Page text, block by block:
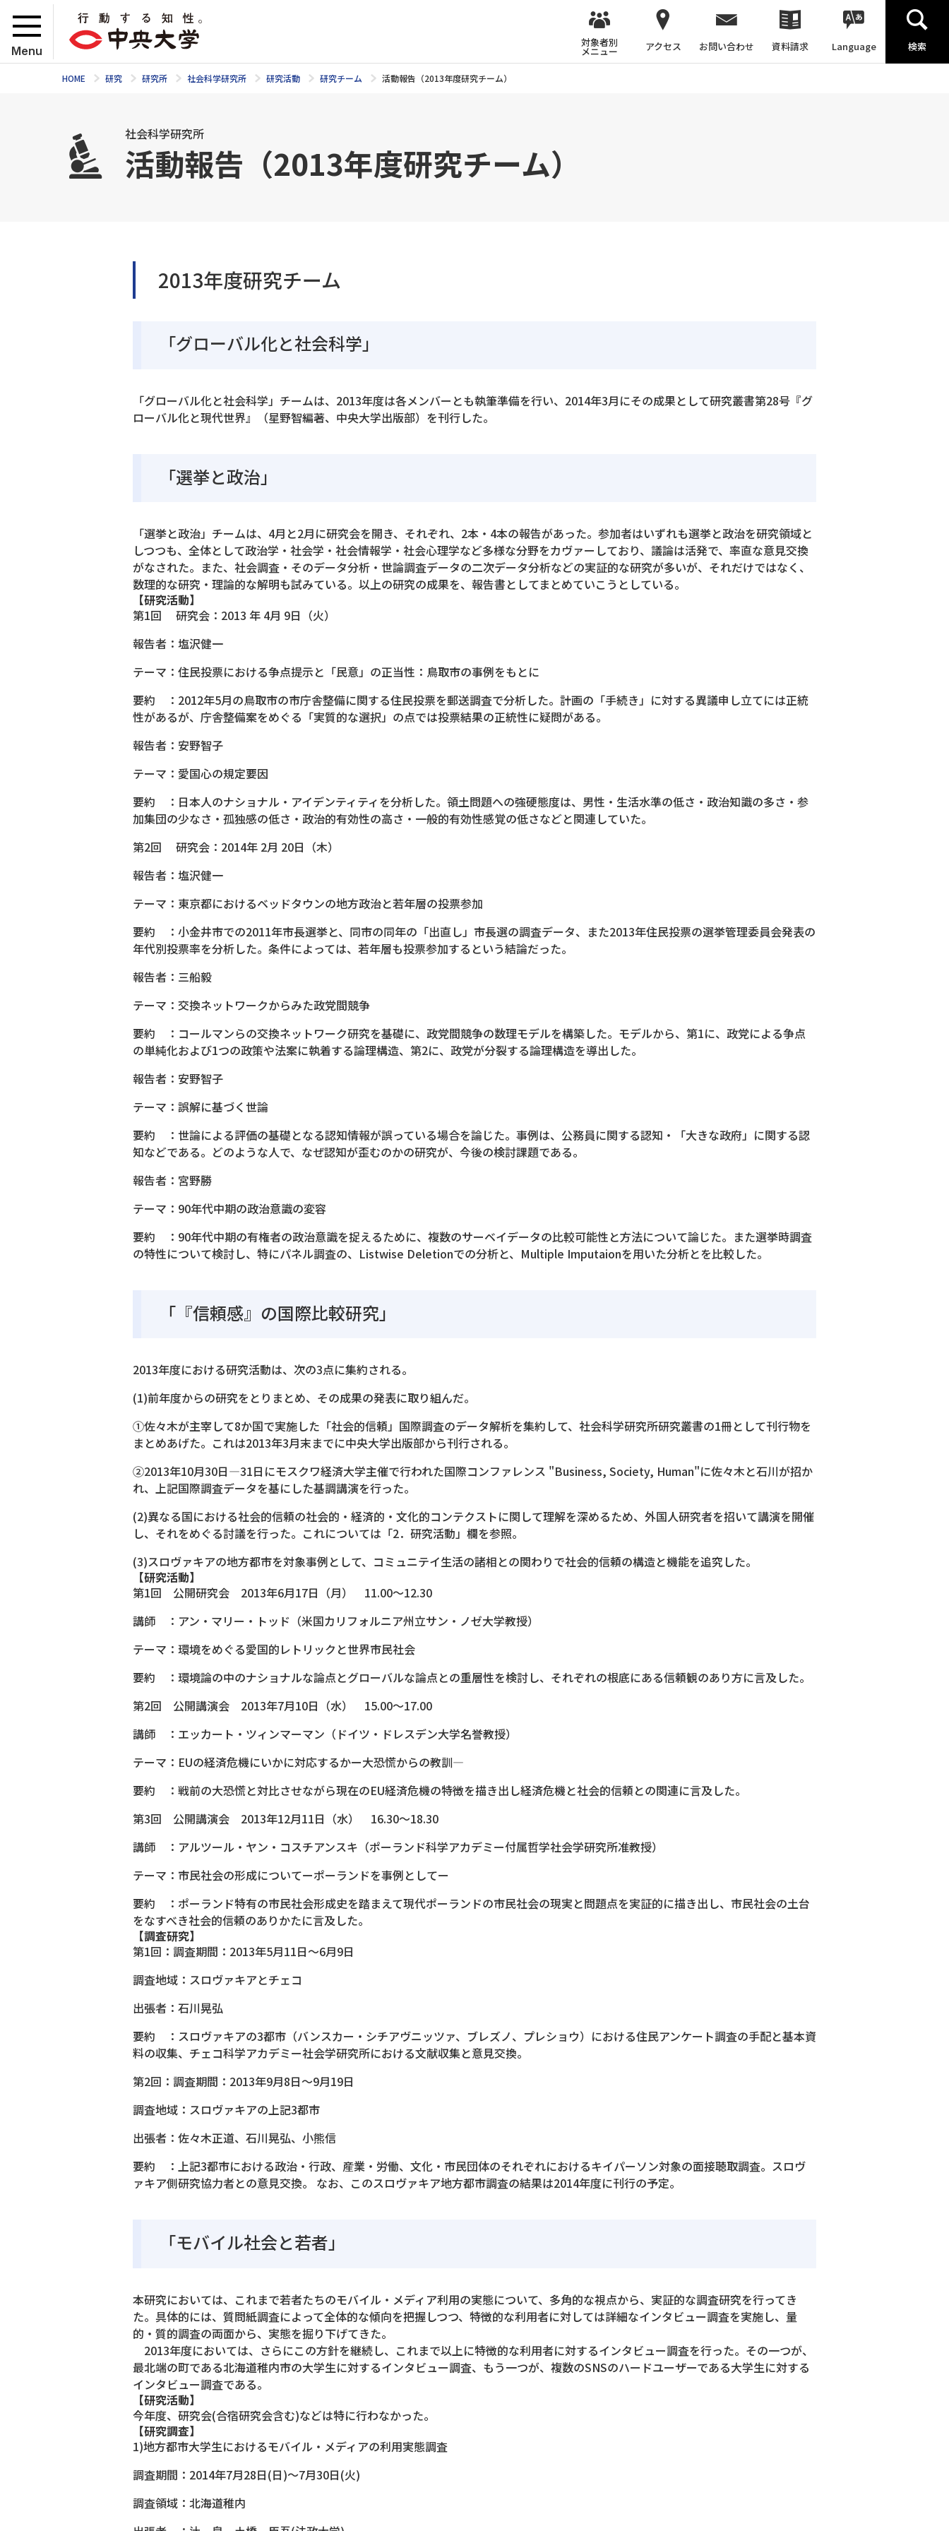
Menu
対象者別
メニュー アクセス お問い合わせ 資料請求 Language 検索
HOME 研究 研究所 社会科学研究所 研究活動 研究チーム 活動報告（2013年度研究チーム）
社会科学研究所
活動報告（2013年度研究チーム）
2013年度研究チーム
「グローバル化と社会科学」
「グローバル化と社会科学」チームは、2013年度は各メンバーとも執筆準備を行い、2014年3月にその成果として研究叢書第28号『グ
ローバル化と現代世界』（星野智編著、中央大学出版部）を刊行した。
「選挙と政治」
「選挙と政治」チームは、4月と2月に研究会を開き、それぞれ、2本・4本の報告があった。参加者はいずれも選挙と政治を研究領域と
しつつも、全体として政治学・社会学・社会情報学・社会心理学など多様な分野をカヴァーしており、議論は活発で、率直な意見交換
がなされた。また、社会調査・そのデータ分析・世論調査データの二次データ分析などの実証的な研究が多いが、それだけではなく、
数理的な研究・理論的な解明も試みている。以上の研究の成果を、報告書としてまとめていこうとしている。
【研究活動】
第1回 研究会：2013 年 4月 9日（火）
報告者：塩沢健一
テーマ：住民投票における争点提示と「民意」の正当性：鳥取市の事例をもとに
要約 ：2012年5月の鳥取市の市庁舎整備に関する住民投票を郵送調査で分析した。計画の「手続き」に対する異議申し立てには正統
性があるが、庁舎整備案をめぐる「実質的な選択」の点では投票結果の正統性に疑問がある。
報告者：安野智子
テーマ：愛国心の規定要因
要約 ：日本人のナショナル・アイデンティティを分析した。領土問題への強硬態度は、男性・生活水準の低さ・政治知識の多さ・参
加集団の少なさ・孤独感の低さ・政治的有効性の高さ・一般的有効性感覚の低さなどと関連していた。
第2回 研究会：2014年 2月 20日（木）
報告者：塩沢健一
テーマ：東京都におけるベッドタウンの地方政治と若年層の投票参加
要約 ：小金井市での2011年市長選挙と、同市の同年の「出直し」市長選の調査データ、また2013年住民投票の選挙管理委員会発表の
年代別投票率を分析した。条件によっては、若年層も投票参加するという結論だった。
報告者：三船毅
テーマ：交換ネットワークからみた政党間競争
要約 ：コールマンらの交換ネットワーク研究を基礎に、政党間競争の数理モデルを構築した。モデルから、第1に、政党による争点
の単純化および1つの政策や法案に執着する論理構造、第2に、政党が分裂する論理構造を導出した。
報告者：安野智子
テーマ：誤解に基づく世論
要約 ：世論による評価の基礎となる認知情報が誤っている場合を論じた。事例は、公務員に関する認知・「大きな政府」に関する認
知などである。どのような人で、なぜ認知が歪むのかの研究が、今後の検討課題である。
報告者：宮野勝
テーマ：90年代中期の政治意識の変容
要約 ：90年代中期の有権者の政治意識を捉えるために、複数のサーベイデータの比較可能性と方法について論じた。また選挙時調査
の特性について検討し、特にパネル調査の、Listwise Deletionでの分析と、Multiple Imputaionを用いた分析とを比較した。
「『信頼感』の国際比較研究」
2013年度における研究活動は、次の3点に集約される。
(1)前年度からの研究をとりまとめ、その成果の発表に取り組んだ。
①佐々木が主宰して8か国で実施した「社会的信頼」国際調査のデータ解析を集約して、社会科学研究所研究叢書の1冊として刊行物を
まとめあげた。これは2013年3月末までに中央大学出版部から刊行される。
②2013年10月30日―31日にモスクワ経済大学主催で行われた国際コンファレンス "Business, Society, Human"に佐々木と石川が招か
れ、上記国際調査データを基にした基調講演を行った。
(2)異なる国における社会的信頼の社会的・経済的・文化的コンテクストに関して理解を深めるため、外国人研究者を招いて講演を開催
し、それをめぐる討議を行った。これについては「2．研究活動」欄を参照。
(3)スロヴァキアの地方都市を対象事例として、コミュニテイ生活の諸相との関わりで社会的信頼の構造と機能を追究した。
【研究活動】
第1回 公開研究会 2013年6月17日（月） 11.00～12.30
講師 ：アン・マリー・トッド（米国カリフォルニア州立サン・ノゼ大学教授）
テーマ：環境をめぐる愛国的レトリックと世界市民社会
要約 ：環境論の中のナショナルな論点とグローバルな論点との重層性を検討し、それぞれの根底にある信頼観のあり方に言及した。
第2回 公開講演会 2013年7月10日（水） 15.00～17.00
講師 ：エッカート・ツィンマーマン（ドイツ・ドレスデン大学名誉教授）
テーマ：EUの経済危機にいかに対応するかー大恐慌からの教訓―
要約 ：戦前の大恐慌と対比させながら現在のEU経済危機の特徴を描き出し経済危機と社会的信頼との関連に言及した。
第3回 公開講演会 2013年12月11日（水） 16.30～18.30
講師 ：アルツール・ヤン・コスチアンスキ（ポーランド科学アカデミー付属哲学社会学研究所准教授）
テーマ：市民社会の形成についてーポーランドを事例としてー
要約 ：ポーランド特有の市民社会形成史を踏まえて現代ポーランドの市民社会の現実と問題点を実証的に描き出し、市民社会の土台
をなすべき社会的信頼のありかたに言及した。
【調査研究】
第1回：調査期間：2013年5月11日～6月9日
調査地域：スロヴァキアとチェコ
出張者：石川晃弘
要約 ：スロヴァキアの3都市（バンスカー・シチアヴニッツァ、ブレズノ、プレショウ）における住民アンケート調査の手配と基本資
料の収集、チェコ科学アカデミー社会学研究所における文献収集と意見交換。
第2回：調査期間：2013年9月8日～9月19日
調査地域：スロヴァキアの上記3都市
出張者：佐々木正道、石川晃弘、小熊信
要約 ：上記3都市における政治・行政、産業・労働、文化・市民団体のそれぞれにおけるキイパーソン対象の面接聴取調査。スロヴ
ァキア側研究協力者との意見交換。 なお、このスロヴァキア地方都市調査の結果は2014年度に刊行の予定。
「モバイル社会と若者」
本研究においては、これまで若者たちのモバイル・メディア利用の実態について、多角的な視点から、実証的な調査研究を行ってき
た。具体的には、質問紙調査によって全体的な傾向を把握しつつ、特徴的な利用者に対しては詳細なインタビュー調査を実施し、量
的・質的調査の両面から、実態を掘り下げてきた。
2013年度においては、さらにこの方針を継続し、これまで以上に特徴的な利用者に対するインタビュー調査を行った。その一つが、
最北端の町である北海道稚内市の大学生に対するインタビュー調査、もう一つが、複数のSNSのハードユーザーである大学生に対する
インタビュー調査である。
【研究活動】
今年度、研究会(合宿研究会含む)などは特に行わなかった。
【研究調査】
1)地方都市大学生におけるモバイル・メディアの利用実態調査
調査期間：2014年7月28日(日)～7月30日(火)
調査領域：北海道稚内